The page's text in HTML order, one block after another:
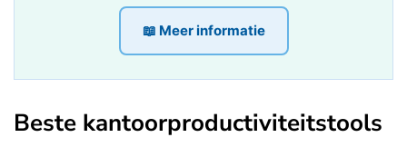
📖 Meer informatie
Beste kantoorproductiviteitstools